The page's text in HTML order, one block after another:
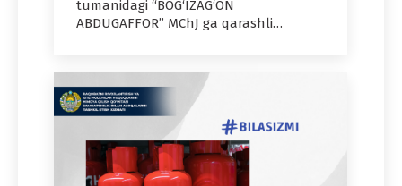
tumanidagi “BOG‘IZAG‘ON
ABDUGAFFOR” MChJ ga qarashli…